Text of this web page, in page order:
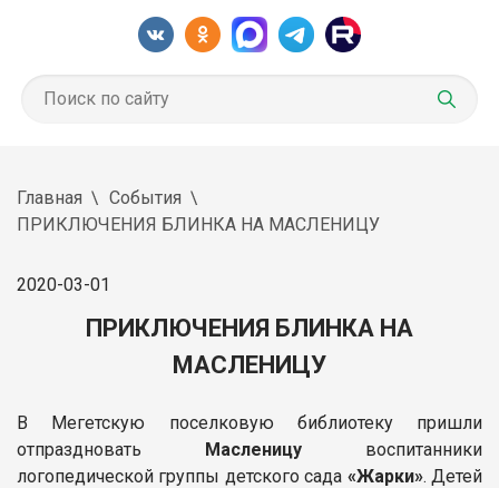
Главная
События
ПРИКЛЮЧЕНИЯ БЛИНКА НА МАСЛЕНИЦУ
2020-03-01
ПРИКЛЮЧЕНИЯ БЛИНКА НА
МАСЛЕНИЦУ
В Мегетскую поселковую библиотеку пришли
отпраздновать Масленицу воспитанники
логопедической группы детского сада «Жарки». Детей